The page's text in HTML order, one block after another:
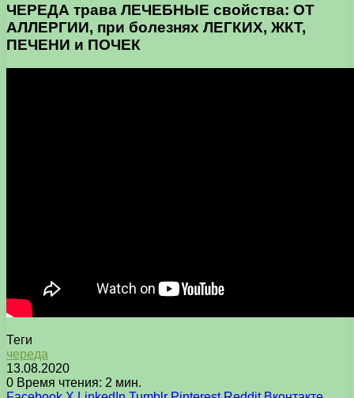
ЧЕРЕДА трава ЛЕЧЕБНЫЕ свойства: ОТ
АЛЛЕРГИИ, при болезнях ЛЕГКИХ, ЖКТ,
ПЕЧЕНИ и ПОЧЕК
Теги
череда
13.08.2020
0 Время чтения: 2 мин.